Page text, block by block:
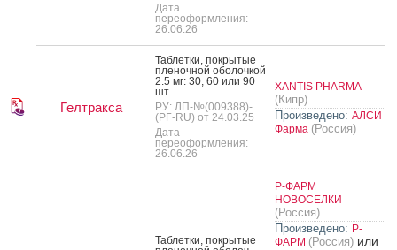
Дата
переоформления:
26.06.26
Гелтракса
Таб­летки, пок­ры­тые
пле­ноч­ной обо­лоч­кой
2.5 мг: 30, 60 или 90
шт.
РУ: ЛП-№(009388)-
(РГ-RU) от 24.03.25
Дата
переоформления:
26.06.26
XANTIS PHARMA
(Кипр)
Произведено: АЛСИ
Фарма (Россия)
Таб­летки, пок­ры­тые
Р-ФАРМ
НОВОСЕЛКИ
(Россия)
Произведено: Р-
ФАРМ (Россия) или